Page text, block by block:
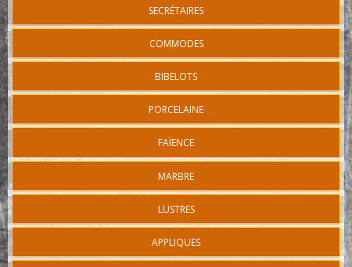
SECRÉTAIRES
COMMODES
BIBELOTS
PORCELAINE
FAÏENCE
MARBRE
LUSTRES
APPLIQUES